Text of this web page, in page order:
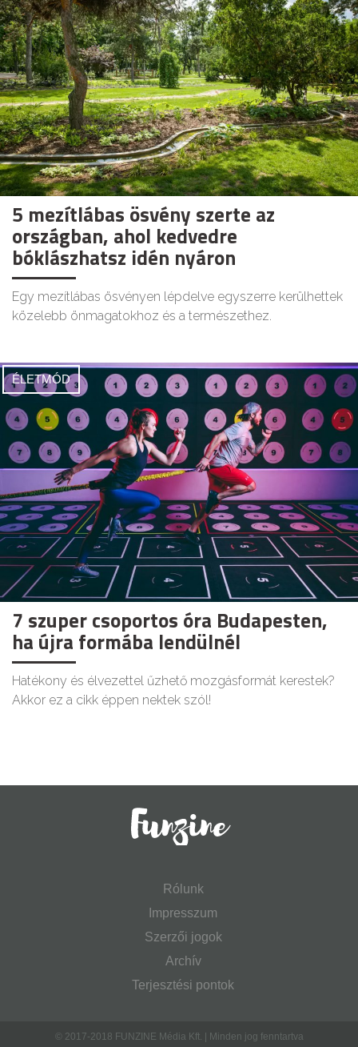
5 mezítlábas ösvény szerte az
országban, ahol kedvedre
bóklászhatsz idén nyáron
Egy mezítlábas ösvényen lépdelve egyszerre kerülhettek
közelebb önmagatokhoz és a természethez.
ÉLETMÓD
7 szuper csoportos óra Budapesten,
ha újra formába lendülnél
Hatékony és élvezettel űzhető mozgásformát kerestek?
Akkor ez a cikk éppen nektek szól!
Rólunk
Impresszum
Szerzői jogok
Archív
Terjesztési pontok
© 2017-2018 FUNZINE Média Kft. | Minden jog fenntartva